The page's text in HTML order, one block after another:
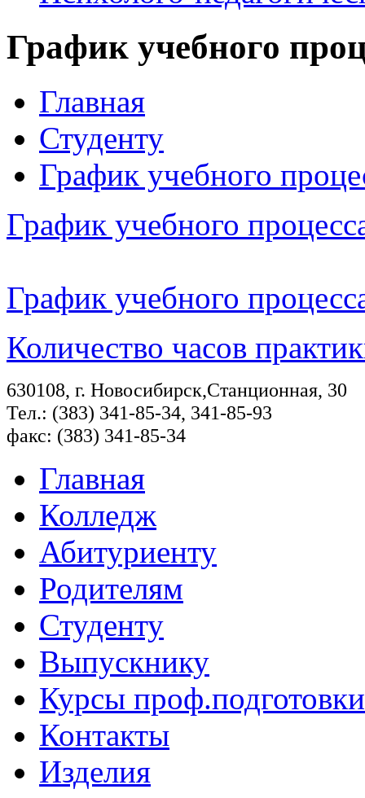
График учебного
Главная
Студенту
График учебного
График учебного
График учебного
Количество часов
630108, г. Новосибирск,Станционная, 30
Тел.: (383) 341-85-34, 341-85-93
факс: (383) 341-85-34
Главная
Колледж
Абитуриенту
Родителям
Студенту
Выпускнику
Курсы проф.подготовки
Контакты
Изделия